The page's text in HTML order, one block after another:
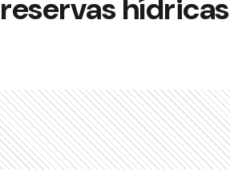
hídricas